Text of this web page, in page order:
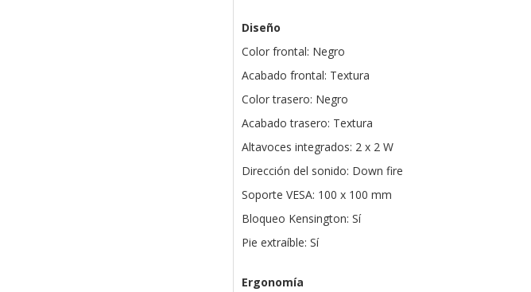
Diseño
Color frontal: Negro
Acabado frontal: Textura
Color trasero: Negro
Acabado trasero: Textura
Altavoces integrados: 2 x 2 W
Dirección del sonido: Down fire
Soporte VESA: 100 x 100 mm
Bloqueo Kensington: Sí
Pie extraíble: Sí
Ergonomía